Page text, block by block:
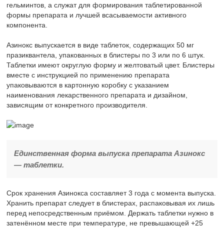
гельминтов, а служат для формирования таблетированной
формы препарата и лучшей всасываемости активного
компонента.
Азинокс выпускается в виде таблеток, содержащих 50 мг
празиквантела, упакованных в блистеры по 3 или по 6 штук.
Таблетки имеют округлую форму и желтоватый цвет. Блистеры
вместе с инструкцией по применению препарата
упаковываются в картонную коробку с указанием
наименования лекарственного препарата и дизайном,
зависящим от конкретного производителя.
Единственная форма выпуска препарата Азинокс
— таблетки.
Срок хранения Азинокса составляет 3 года с момента выпуска.
Хранить препарат следует в блистерах, распаковывая их лишь
перед непосредственным приёмом. Держать таблетки нужно в
затенённом месте при температуре, не превышающей +25